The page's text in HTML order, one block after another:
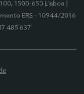
1500-650 Lisboa
ERS - 10944/2016
485 637